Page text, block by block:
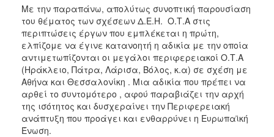
Με την παραπάνω, απολύτως συνοπτική παρουσίαση
του θέματος των σχέσεων Δ.Ε.Η.  Ο.Τ.Α στις
περιπτώσεις έργων που εμπλέκεται η πρώτη,
ελπίζομε να έγινε κατανοητή η αδικία με την οποία
αντιμετωπίζονται οι μεγάλοι περιφερειακοί Ο.Τ.Α
(Ηράκλειο, Πάτρα, Λάρισα, Βόλος, κ.α) σε σχέση με
Αθήνα και Θεσσαλονίκη . Μια αδικία που πρέπει να
αρθεί το συντομότερο , αφού παραβιάζει την αρχή
της ισότητος και δυσχεραίνει την Περιφερειακή
ανάπτυξη που προάγει και ενθαρρύνει η Ευρωπαϊκή
Ένωση.